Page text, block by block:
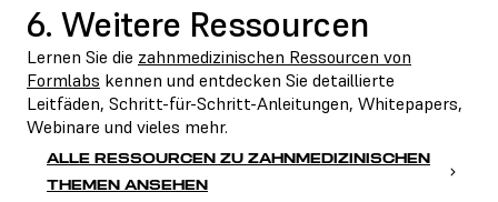
6. Weitere Ressourcen
Lernen Sie die zahnmedizinischen Ressourcen von
Formlabs kennen und entdecken Sie detaillierte
Leitfäden, Schritt-für-Schritt-Anleitungen, Whitepapers,
Webinare und vieles mehr.
ALLE RESSOURCEN ZU ZAHNMEDIZINISCHEN
THEMEN ANSEHEN